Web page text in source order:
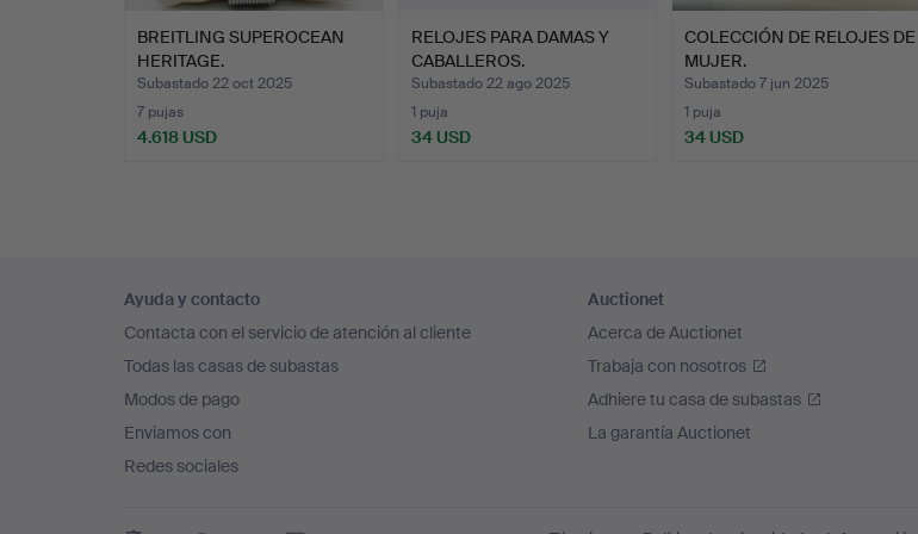
BREITLING SUPEROCEAN
HERITAGE.
Subastado 22 oct 2025
7 pujas
4.618 USD
RELOJES PARA DAMAS Y
CABALLEROS.
Subastado 22 ago 2025
1 puja
34 USD
COLECCIÓN DE RELOJES DE
MUJER.
Subastado 7 jun 2025
1 puja
34 USD
en
el
pie
de
página
Ayuda y contacto
Contacta con el servicio de atención al cliente
Todas las casas de subastas
Modos de pago
Enviamos con
Redes sociales
Auctionet
Acerca de Auctionet
Trabaja con nosotros
Adhiere tu casa de subastas
La garantía Auctionet